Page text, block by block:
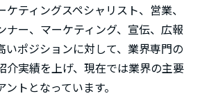
ティングスペシャリスト、営業、
ナー、マーケティング、宣伝、広報
いポジションに対して、業界専門の
介実績を上げ、現在では業界の主要
トとなっています。